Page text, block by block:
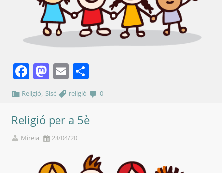
Facebook
Mastodon
Email
Religió,Sisè religió 0
Religió per a 5è
Mireia 28/04/20